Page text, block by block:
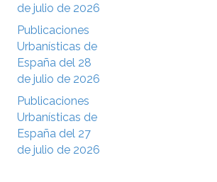
de julio de 2026
Publicaciones
Urbanísticas de
España del 28
de julio de 2026
Publicaciones
Urbanísticas de
España del 27
de julio de 2026